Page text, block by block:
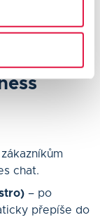
chat.
– po
přepíše do